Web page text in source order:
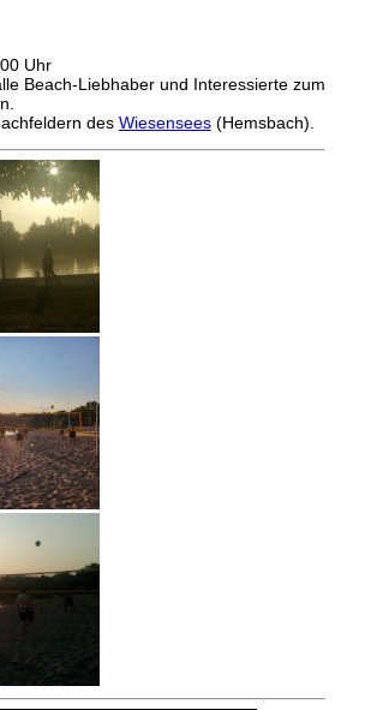
Uhr
Beach-Liebhaber und Interessierte zum
des Wiesensees(Hemsbach).